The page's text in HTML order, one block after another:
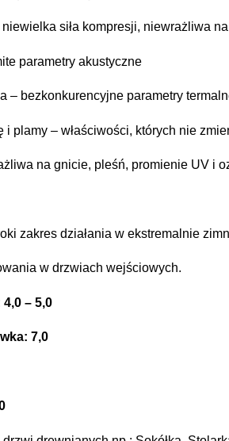
siła kompresji, niewrażliwa
parametry akustyczne
– bezkonkurencyjne parametry
i plamy – właściwości, których nie
na gnicie, pleśń, promienie UV i
zakres działania w ekstremalnie
w drzwiach wejściowych.
– 5,0
7,0